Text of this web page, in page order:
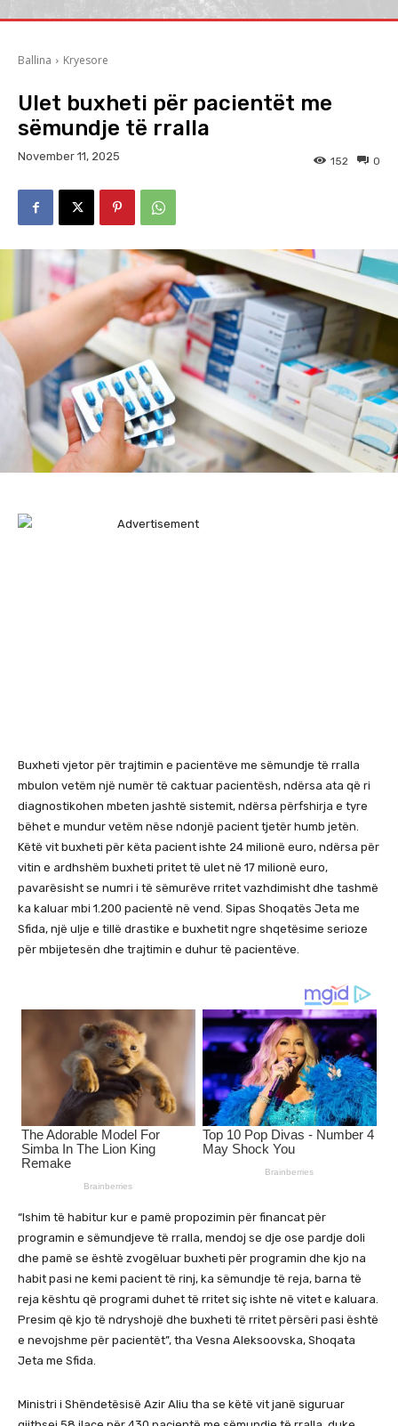
Ballina Kryesore
Ulet buxheti për pacientët me
sëmundje të rralla
November 11, 2025 0
152
Buxheti vjetor për trajtimin e pacientëve me sëmundje të rralla
mbulon vetëm një numër të caktuar pacientësh, ndërsa ata që ri
diagnostikohen mbeten jashtë sistemit, ndërsa përfshirja e tyre
bëhet e mundur vetëm nëse ndonjë pacient tjetër humb jetën.
Këtë vit buxheti për këta pacient ishte 24 milionë euro, ndërsa për
vitin e ardhshëm buxheti pritet të ulet në 17 milionë euro,
pavarësisht se numri i të sëmurëve rritet vazhdimisht dhe tashmë
ka kaluar mbi 1.200 pacientë në vend. Sipas Shoqatës Jeta me
Sfida, një ulje e tillë drastike e buxhetit ngre shqetësime serioze
për mbijetesën dhe trajtimin e duhur të pacientëve.
“Ishim të habitur kur e pamë propozimin për financat për
programin e sëmundjeve të rralla, mendoj se dje ose pardje doli
dhe pamë se është zvogëluar buxheti për programin dhe kjo na
habit pasi ne kemi pacient të rinj, ka sëmundje të reja, barna të
reja kështu që programi duhet të rritet siç ishte në vitet e kaluara.
Presim që kjo të ndryshojë dhe buxheti të rritet përsëri pasi është
e nevojshme për pacientët”, tha Vesna Aleksoovska, Shoqata
Jeta me Sfida.
Ministri i Shëndetësisë Azir Aliu tha se këtë vit janë siguruar